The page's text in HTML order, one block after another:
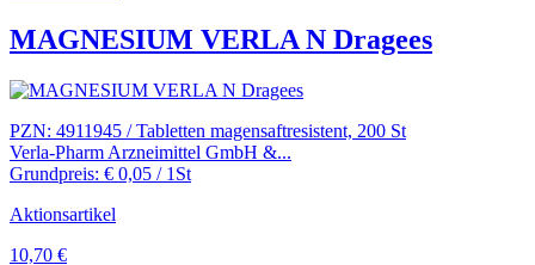
MAGNESIUM VERLA N Dragees
PZN: 4911945 / Tabletten magensaftresistent, 200 St
Verla-Pharm Arzneimittel GmbH &...
Grundpreis: € 0,05 / 1St
Aktionsartikel
10,70 €